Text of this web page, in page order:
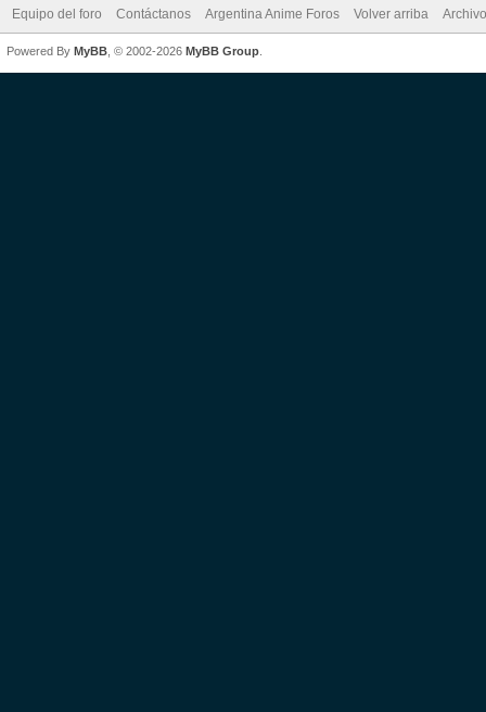
Equipo del foro Contáctanos Argentina Anime Foros Volver arriba
Powered By MyBB , © 2002-2026 MyBB Group